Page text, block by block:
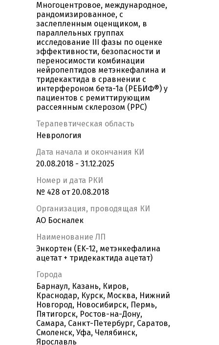
Многоцентровое, международное,
рандомизированное, с
заслепленным оценщиком, в
параллельных группах
исследование III фазы по оценке
эффективности, безопасности и
переносимости комбинации
нейропептидов метэнкефалина и
тридекактида в сравнении с
интерфероном бета-1а (РЕБИФ®) у
пациентов с ремиттирующим
рассеянным склерозом (РРС)
Терапевтическая область
Неврология
Дата начала и окончания КИ
20.08.2018 - 31.12.2025
Номер и дата РКИ
№ 428 от 20.08.2018
Организация, проводящая КИ
АО Босналек
Наименование ЛП
Энкортен (EK-12, метэнкефалина
ацетат + тридекактида ацетат)
Города
Барнаул, Казань, Киров,
Краснодар, Курск, Москва, Нижний
Новгород, Новосибирск, Пермь,
Пятигорск, Ростов-на-Дону,
Самара, Санкт-Петербург, Саратов,
Смоленск, Уфа, Челябинск,
Ярославль